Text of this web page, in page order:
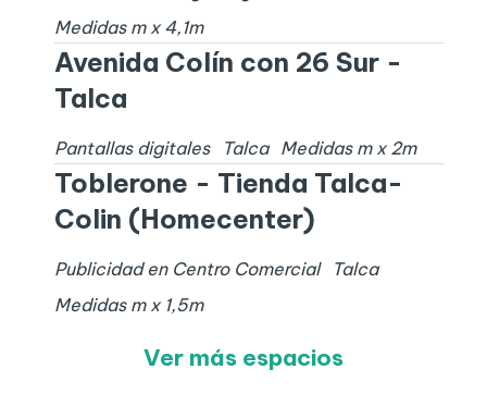
Medidas m x 4,1m
Avenida Colín con 26 Sur -
Talca
Pantallas digitales Talca Medidas m x 2m
Toblerone - Tienda Talca-
Colin (Homecenter)
Publicidad en Centro Comercial
Talca
Medidas m x 1,5m
Ver más espacios